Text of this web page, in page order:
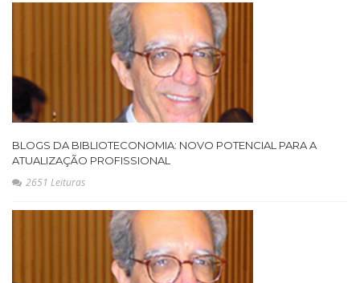
BLOGS DA BIBLIOTECONOMIA: NOVO POTENCIAL PARA A
ATUALIZAÇÃO PROFISSIONAL
2651 Leituras